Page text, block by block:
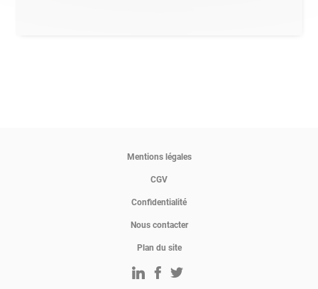
Mentions légales
CGV
Confidentialité
Nous contacter
Plan du site